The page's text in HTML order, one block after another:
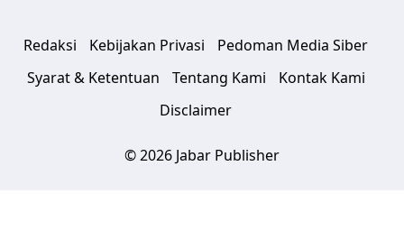
Redaksi Kebijakan Privasi
Pedoman Media Siber
Syarat & Ketentuan
Tentang Kami
Kontak Kami
Disclaimer
© 2026 Jabar Publisher